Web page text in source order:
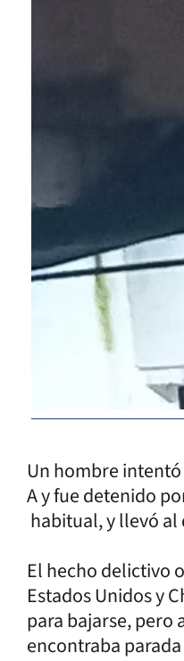
Un hombre
A y fue detenido
habitual, y llevó
El hecho delictivo
Estados Unidos y
para bajarse, pero
encontraba